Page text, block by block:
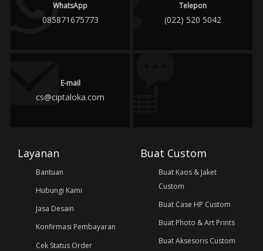
WhatsApp
085871675773
Telepon
(022) 520 5042
E-mail
cs@ciptaloka.com
Layanan
Bantuan
Hubungi Kami
Jasa Desain
Konfirmasi Pembayaran
Cek Status Order
Buat Custom
Buat Kaos & Jaket
Custom
Buat Case HP Custom
Buat Photo & Art Prints
Buat Aksesoris Custom